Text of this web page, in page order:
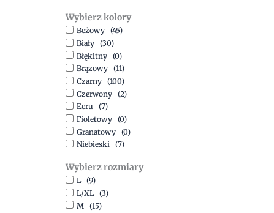
500,00zł-1500,00
Wybierz kolory
Beżowy (45)
Biały (30)
Błękitny (0)
Brązowy (11)
Czarny (100)
Czerwony (2)
Ecru
(7)
Fioletowy (0)
Granatowy (0)
Niebieski (7)
Pomarańczowy
(2)
Różowy
Srebrny
Szary
Wybierz rozmiary
L (9)
L/XL (3)
M (15)